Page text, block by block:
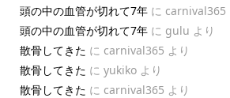
頭の中の血管が切れて7年に carnival365
頭の中の血管が切れて7年に gulu より
散骨してきた に carnival365 より
散骨してきた に yukikoより
散骨してきた に carnival365 より